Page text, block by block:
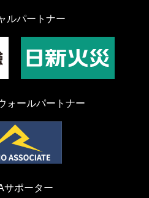
ルパートナー
ォールパートナー
サポーター